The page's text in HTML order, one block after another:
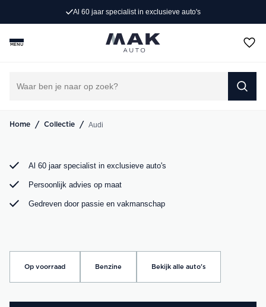
Al 60 jaar specialist in exclusieve auto's
MENU
Home / Collectie / Audi
Op zoek naar een exclusieve Audi occasion? Bij MAK
Auto vind je een zorgvuldig geselecteerd aanbod, van de
sportieve Audi A3 tot de krachtige Audi RS6. Bekijk ons
Al 60 jaar specialist in exclusieve auto's
Persoonlijk advies op maat
Gedreven door passie en vakmanschap
Op voorraad Benzine Bekijk alle auto's